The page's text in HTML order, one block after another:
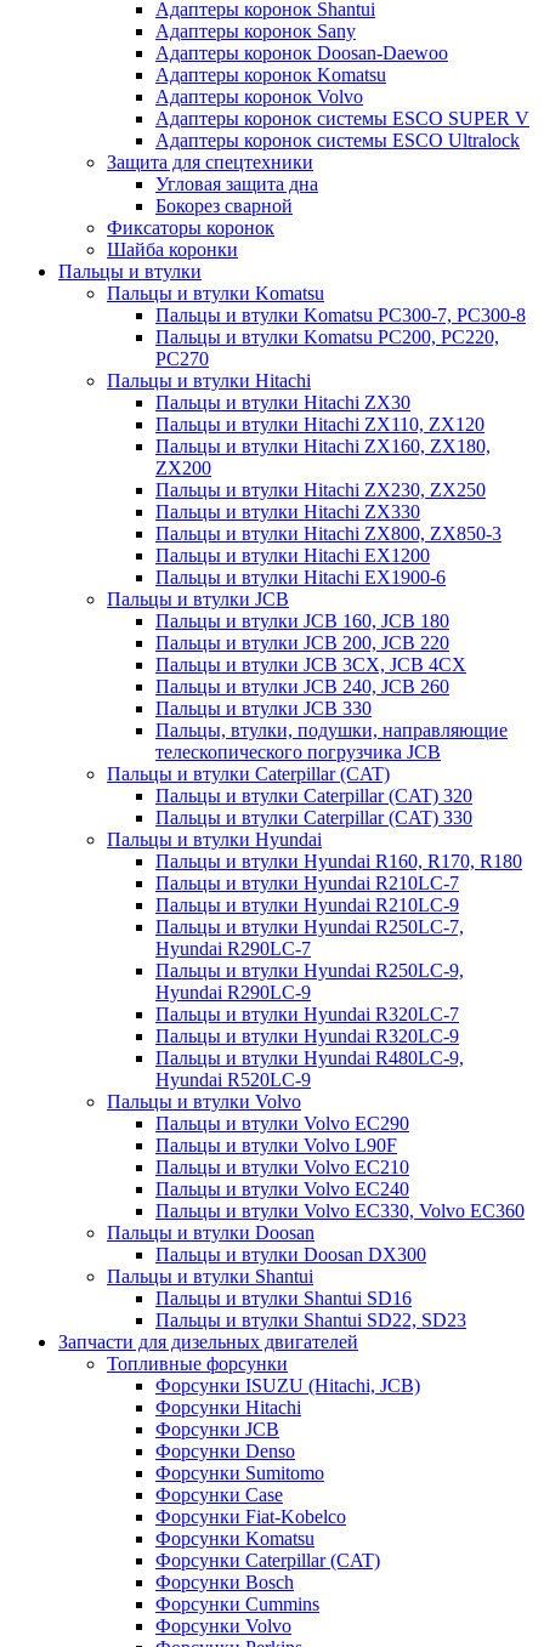
Адаптеры коронок Shantui
Адаптеры коронок Sany
Адаптеры коронок Doosan-Daewoo
Адаптеры коронок Komatsu
Адаптеры коронок Volvo
Адаптеры коронок системы ESCO SUPER V
Адаптеры коронок системы ESCO Ultralock
Защита для спецтехники
Угловая защита дна
Бокорез сварной
Фиксаторы коронок
Шайба коронки
Пальцы и втулки
Пальцы и втулки Komatsu
Пальцы и втулки Komatsu PC300-7, PC300-8
Пальцы и втулки Komatsu PC200, PC220,
PC270
Пальцы и втулки Hitachi
Пальцы и втулки Hitachi ZX30
Пальцы и втулки Hitachi ZX110, ZX120
Пальцы и втулки Hitachi ZX160, ZX180,
ZX200
Пальцы и втулки Hitachi ZX230, ZX250
Пальцы и втулки Hitachi ZX330
Пальцы и втулки Hitachi ZX800, ZX850-3
Пальцы и втулки Hitachi EX1200
Пальцы и втулки Hitachi EX1900-6
Пальцы и втулки JCB
Пальцы и втулки JCB 160, JCB 180
Пальцы и втулки JCB 200, JCB 220
Пальцы и втулки JCB 3CX, JCB 4CX
Пальцы и втулки JCB 240, JCB 260
Пальцы и втулки JCB 330
Пальцы, втулки, подушки, направляющие
телескопического погрузчика JCB
Пальцы и втулки Caterpillar (CAT)
Пальцы и втулки Caterpillar (CAT) 320
Пальцы и втулки Caterpillar (CAT) 330
Пальцы и втулки Hyundai
Пальцы и втулки Hyundai R160, R170, R180
Пальцы и втулки Hyundai R210LC-7
Пальцы и втулки Hyundai R210LC-9
Пальцы и втулки Hyundai R250LC-7,
Hyundai R290LC-7
Пальцы и втулки Hyundai R250LC-9,
Hyundai R290LC-9
Пальцы и втулки Hyundai R320LC-7
Пальцы и втулки Hyundai R320LC-9
Пальцы и втулки Hyundai R480LC-9,
Hyundai R520LC-9
Пальцы и втулки Volvo
Пальцы и втулки Volvo EC290
Пальцы и втулки Volvo L90F
Пальцы и втулки Volvo EC210
Пальцы и втулки Volvo EC240
Пальцы и втулки Volvo EC330, Volvo EC360
Пальцы и втулки Doosan
Пальцы и втулки Doosan DX300
Пальцы и втулки Shantui
Пальцы и втулки Shantui SD16
Пальцы и втулки Shantui SD22, SD23
Запчасти для дизельных двигателей
Топливные форсунки
Форсунки ISUZU (Hitachi, JCB)
Форсунки Hitachi
Форсунки JCB
Форсунки Denso
Форсунки Sumitomo
Форсунки Case
Форсунки Fiat-Kobelco
Форсунки Komatsu
Форсунки Caterpillar (CAT)
Форсунки Bosch
Форсунки Cummins
Форсунки Volvo